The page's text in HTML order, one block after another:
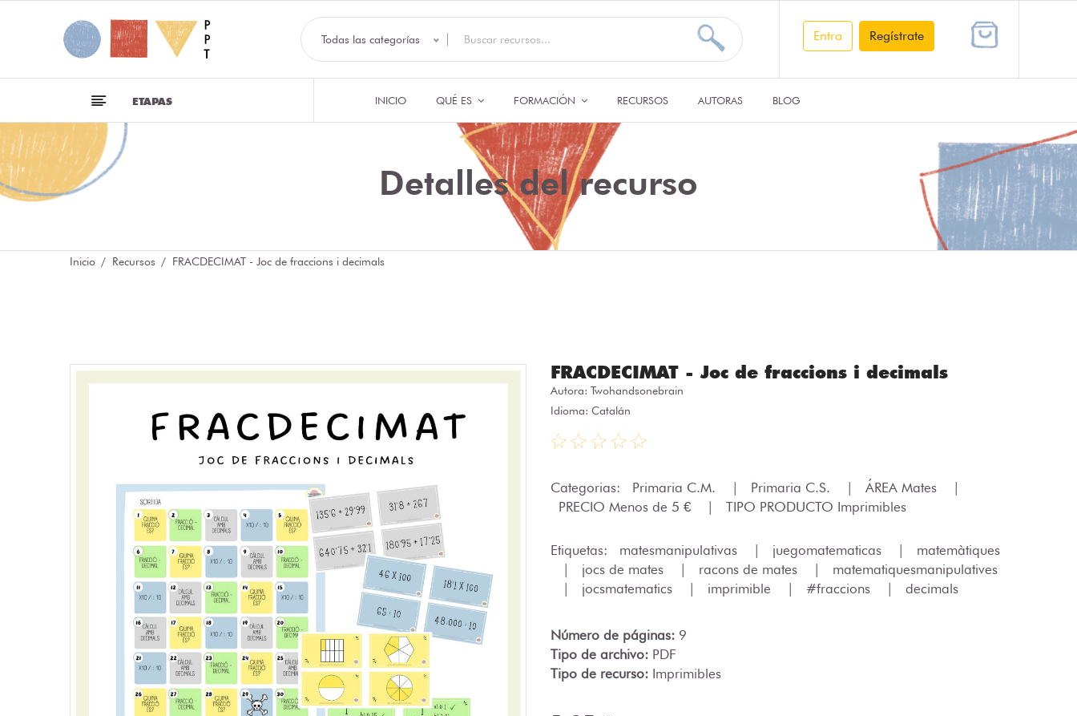
Todas las categorías Entra Regístrate
ETAPAS INICIO QUÉ ES FORMACIÓN RECURSOS AUTORAS BLOG
Detalles del recurso
Inicio Recursos FRACDECIMAT - Joc de fraccions i decimals
FRACDECIMAT - Joc de fraccions i decimals
Autora: Twohandsonebrain
Idioma: Catalán
Categorias: Primaria C.M. Primaria C.S. ÁREA Mates
PRECIO Menos de 5 €
TIPO PRODUCTO Imprimibles
Etiquetas: matesmanipulativas juegomatematicas
matemàtiques
jocs de mates racons de mates
matematiquesmanipulatives
jocsmatematics imprimible #fraccions decimals
Número de páginas: 9
Tipo de archivo: PDF
Tipo de recurso: Imprimibles